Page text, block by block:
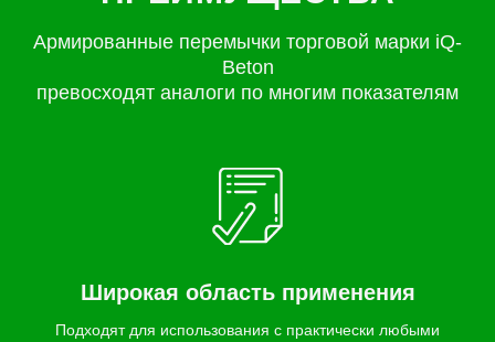
Армированные перемычки торговой марки iQ-
Beton
превосходят аналоги по многим показателям
Широкая область применения
Подходят для использования с практически любыми